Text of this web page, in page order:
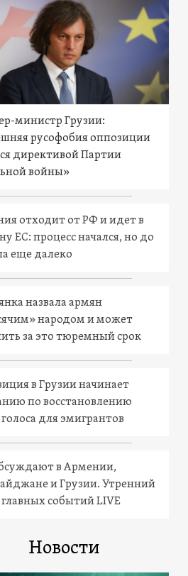
министр Грузии:
русофобия оппозиции
директивой Партии
войны»
отходит от РФ и идет в
ЕС: процесс начался, но до
еще далеко
назвала армян
народом и может
за это тюремный срок
в Грузии начинает
по восстановлению
для эмигрантов
в Армении,
и Грузии. Утренний
событий LIVE
Новости